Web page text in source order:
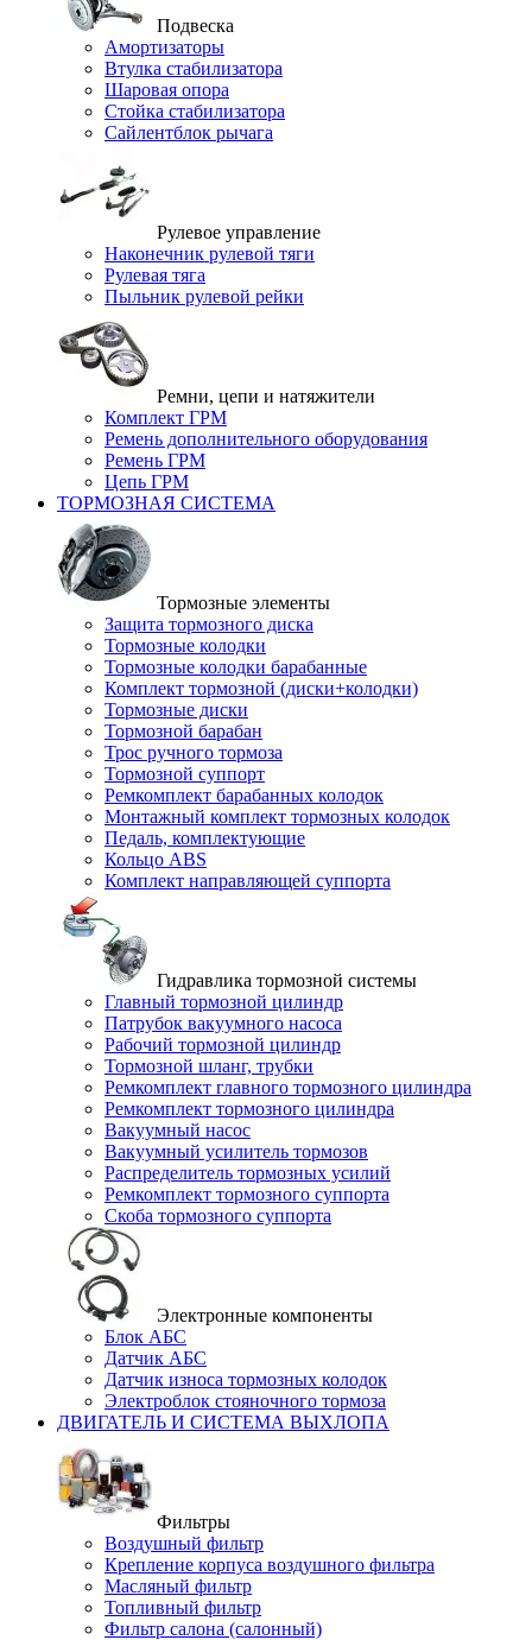
Подвеска
Амортизаторы
Втулка стабилизатора
Шаровая опора
Стойка стабилизатора
Сайлентблок рычага
Рулевое управление
Наконечник рулевой тяги
Рулевая тяга
Пыльник рулевой рейки
Ремни, цепи и натяжители
Комплект ГРМ
Ремень дополнительного оборудования
Ремень ГРМ
Цепь ГРМ
ТОРМОЗНАЯ СИСТЕМА
Тормозные элементы
Защита тормозного диска
Тормозные колодки
Тормозные колодки барабанные
Комплект тормозной (диски+колодки)
Тормозные диски
Тормозной барабан
Трос ручного тормоза
Тормозной суппорт
Ремкомплект барабанных колодок
Монтажный комплект тормозных колодок
Педаль, комплектующие
Кольцо ABS
Комплект направляющей суппорта
Гидравлика тормозной системы
Главный тормозной цилиндр
Патрубок вакуумного насоса
Рабочий тормозной цилиндр
Тормозной шланг, трубки
Ремкомплект главного тормозного цилиндра
Ремкомплект тормозного цилиндра
Вакуумный насос
Вакуумный усилитель тормозов
Распределитель тормозных усилий
Ремкомплект тормозного суппорта
Скоба тормозного суппорта
Электронные компоненты
Блок АБС
Датчик АБС
Датчик износа тормозных колодок
Электроблок стояночного тормоза
ДВИГАТЕЛЬ И СИСТЕМА ВЫХЛОПА
Фильтры
Воздушный фильтр
Крепление корпуса воздушного фильтра
Масляный фильтр
Топливный фильтр
Фильтр салона (салонный)